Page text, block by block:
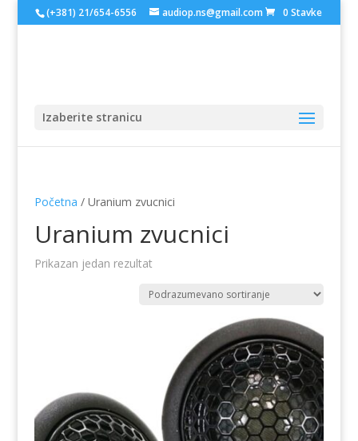
(+381) 21/654-6556 audiop.ns@gmail.com 0 Stavke
Izaberite stranicu
Početna / Uranium zvucnici
Uranium zvucnici
Prikazan jedan rezultat